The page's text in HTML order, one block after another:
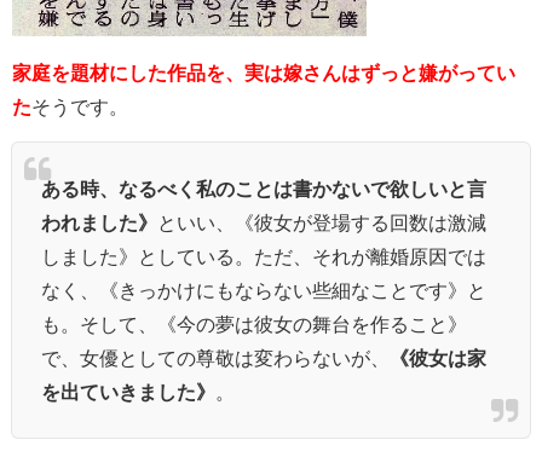
家庭を題材にした作品を、実は嫁さんはずっと嫌がってい
たそうです。
ある時、なるべく私のことは書かないで欲しいと言
われました》
といい、《彼女が登場する回数は激減
しました》としている。ただ、それが離婚原因では
なく、《きっかけにもならない些細なことです》と
も。 そして、《今の夢は彼女の舞台を作ること》
で、女優としての尊敬は変わらないが、
《彼女は家
を出ていきました》